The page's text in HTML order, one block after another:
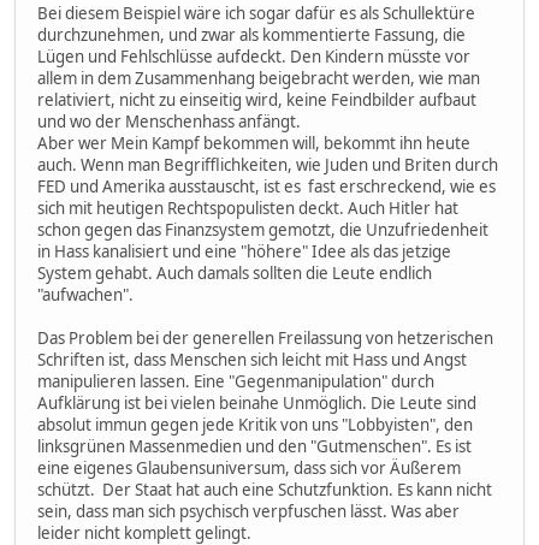
Bei diesem Beispiel wäre ich sogar dafür es als Schullektüre
durchzunehmen, und zwar als kommentierte Fassung, die
Lügen und Fehlschlüsse aufdeckt. Den Kindern müsste vor
allem in dem Zusammenhang beigebracht werden, wie man
relativiert, nicht zu einseitig wird, keine Feindbilder aufbaut
und wo der Menschenhass anfängt.
Aber wer Mein Kampf bekommen will, bekommt ihn heute
auch. Wenn man Begrifflichkeiten, wie Juden und Briten durch
FED und Amerika ausstauscht, ist es fast erschreckend, wie es
sich mit heutigen Rechtspopulisten deckt. Auch Hitler hat
schon gegen das Finanzsystem gemotzt, die Unzufriedenheit
in Hass kanalisiert und eine "höhere" Idee als das jetzige
System gehabt. Auch damals sollten die Leute endlich
"aufwachen".
Das Problem bei der generellen Freilassung von hetzerischen
Schriften ist, dass Menschen sich leicht mit Hass und Angst
manipulieren lassen. Eine "Gegenmanipulation" durch
Aufklärung ist bei vielen beinahe Unmöglich. Die Leute sind
absolut immun gegen jede Kritik von uns "Lobbyisten", den
linksgrünen Massenmedien und den "Gutmenschen". Es ist
eine eigenes Glaubensuniversum, dass sich vor Äußerem
schützt. Der Staat hat auch eine Schutzfunktion. Es kann nicht
sein, dass man sich psychisch verpfuschen lässt. Was aber
leider nicht komplett gelingt.